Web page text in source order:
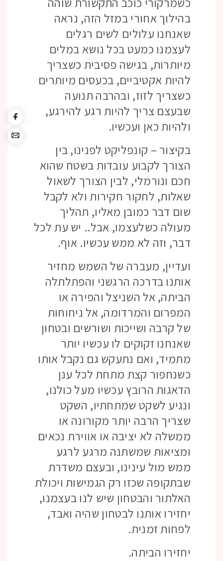
בהילוך אחורי במזל הזה, נראה
שאנחנו עלולים לשים רגלים
לעצמנו כמעט בכל נושא במלים
מיותרות, בגישה פסיבית כשצריך
להיות אקטיביים, בכעסים מיותרים
כשצריך לזוז, ובהרבה תנועה
שבעצם צריך להיות רגע להירגע,
ולהיות כאן ועכשיו.
בקיצור – קונפליקט לפנינו, בין
הצורך לקבוע עובדות בשטח שהוא
חכם ונורמלי, לבין הצורך לשאול
שאלות, לחקור חקירות ולא לקבל
שום דבר כמובן מאליו, תהליך
מעולה כשלעצמו, אבל.. יש עת לכל
דבר, וזה לא ממש עכשיו. אוף.
ועדיין, מעברה של השמש מחזיר
אותנו בדרכה הרגשני והפתלתלה
הביתה, אל השניצל והפירה או
המפרום והמרדומה, אל ניחוחות
של קרבה ושייכות ושורשים ובטחון
שאנחנו זקוקים לו עכשיו יותר
מתמיד, ואם נתעקש גם נקבל אותו
כשנחפור קצת מתחת לכל ענן
הדאגות הרובץ עכשיו מעל כולנו,
ונגיע לשקט שמתחתיו, השקט
שצריך הרבה יותר מקורונה או
ממשלה לא יציבה או אווירת נכאים
ומציאות שמשתנה מרגע לרגע
ממש מול עינינו, ובעצם משדרת
שבתקופה שכזו רק הגמישות ויכולת
האלתור והבטחון שיש לנו בעצמנו,
יחזירו אותנו לבטחון שהיה ואבד,
לפחות זמנית.
יחזירו הביתה.